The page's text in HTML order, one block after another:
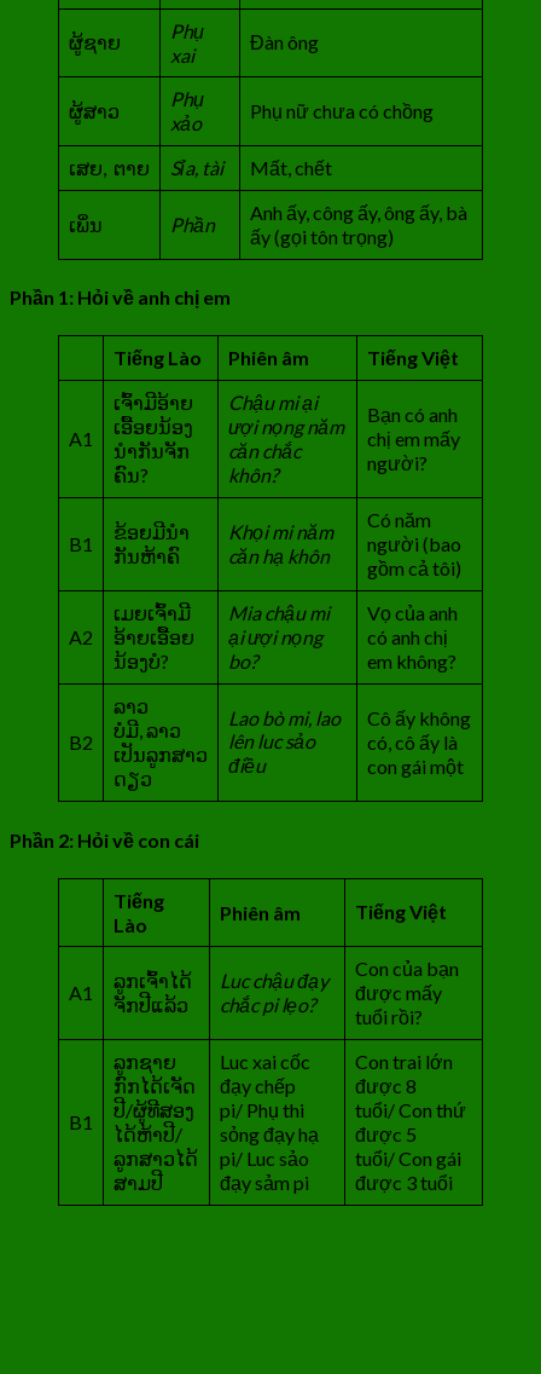
ຜູ້ຊາຍ
Phụ
xai
Đàn ông
ຜູ້ສາວ
Phụ
xảo
Phụ nữ chưa có chồng
ເສຍ, ຕາຍ Sỉa, tài Mất, chết
ເພິ່ນ Phần
Anh ấy, công ấy, ông ấy, bà
ấy (gọi tôn trọng)
Phần 1: Hỏi về anh chị em
Tiếng Lào Phiên âm Tiếng Việt
A1
ເຈົ້າມີອ້າຍ
ເອື້ອຍນ້ອງ
ນຳກັນຈັກ
ຄົນ?
Chậu mi ại
ượi nọng năm
căn chắc
khôn?
Bạn có anh
chị em mấy
người?
B1
ຂ້ອຍມີນຳ
ກັນຫ້າຄົ
Khọi mi năm
căn hạ khôn
Có năm
người (bao
gồm cả tôi)
A2
ເມຍເຈົ້າມີ
ອ້າຍເອື້ອຍ
ນ້ອງບໍ?
Mia chậu mi
ại ượi nọng
bo?
Vọ của anh
có anh chị
em không?
B2
ລາວ
ບໍ່ມີ, ລາວ
ເປັນລູກສາວ
ດຽວ
Lao bò mi, lao
lên luc sảo
điều
Cô ấy không
có, cô ấy là
con gái một
Phần 2: Hỏi về con cái
Tiếng
Lào
Phiên âm Tiếng Việt
A1
ລູກເຈົ້າໄດ້
ຈັກປີແລ້ວ
Luc chậu đạy
chắc pi lẹo?
Con của bạn
được mấy
tuổi rồi?
B1
ລູກຊາຍ
ກົກໄດ້ເຈັດ
ປີ/ຜູ້ທີສອງ
ໄດ້ຫ້າປີ/
ລູກສາວໄດ້
ສາມປີ
Luc xai cốc
đạy chếp
pi/ Phụ thi
sỏng đạy hạ
pi/ Luc sảo
đạy sảm pi
Con trai lớn
được 8
tuổi/ Con thứ
được 5
tuổi/ Con gái
được 3 tuổi